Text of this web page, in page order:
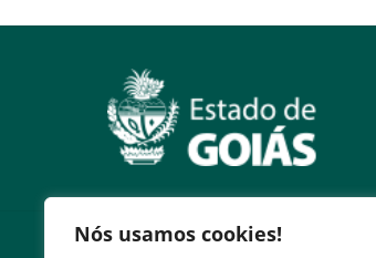
Nós usamos cookies!
Serviços